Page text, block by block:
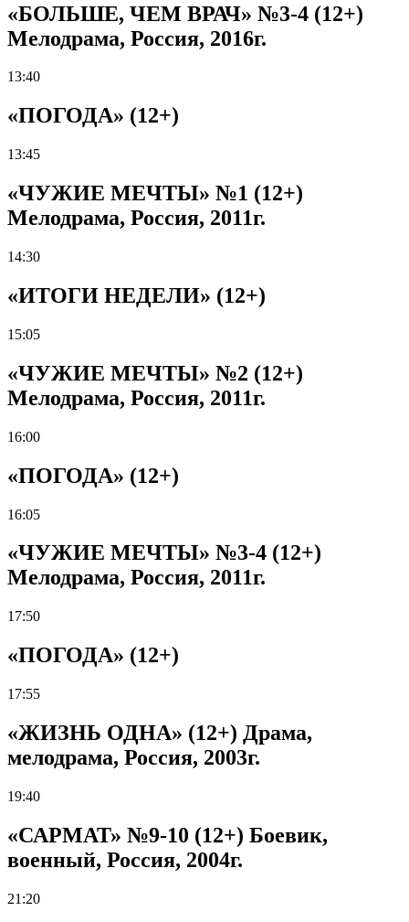
«БОЛЬШЕ, ЧЕМ ВРАЧ» №3-4 (12+)
Мелодрама, Россия, 2016г.
13:40
«ПОГОДА» (12+)
13:45
«ЧУЖИЕ МЕЧТЫ» №1 (12+)
Мелодрама, Россия, 2011г.
14:30
«ИТОГИ НЕДЕЛИ» (12+)
15:05
«ЧУЖИЕ МЕЧТЫ» №2 (12+)
Мелодрама, Россия, 2011г.
16:00
«ПОГОДА» (12+)
16:05
«ЧУЖИЕ МЕЧТЫ» №3-4 (12+)
Мелодрама, Россия, 2011г.
17:50
«ПОГОДА» (12+)
17:55
«ЖИЗНЬ ОДНА» (12+) Драма,
мелодрама, Россия, 2003г.
19:40
«САРМАТ» №9-10 (12+) Боевик,
военный, Россия, 2004г.
21:20